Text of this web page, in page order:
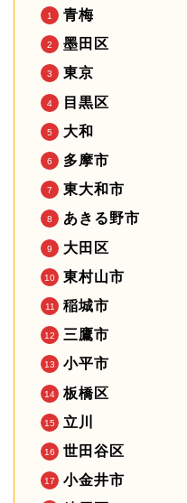
青梅
墨田区
東京
目黒区
大和
多摩市
東大和市
あきる野市
大田区
東村山市
稲城市
三鷹市
小平市
板橋区
立川
世田谷区
小金井市